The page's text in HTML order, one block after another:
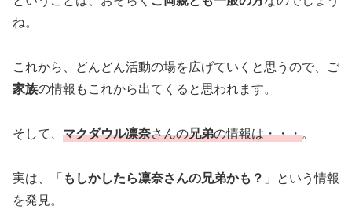
ね。
これから、どんどん活動の場を広げていくと思うので、ご
家族の情報もこれから出てくると思われます。
そして、 マクダウル凛奈さんの兄弟の情報は・・・。
実は、「もしかしたら凛奈さんの兄弟かも？ 」という情報
を発見。